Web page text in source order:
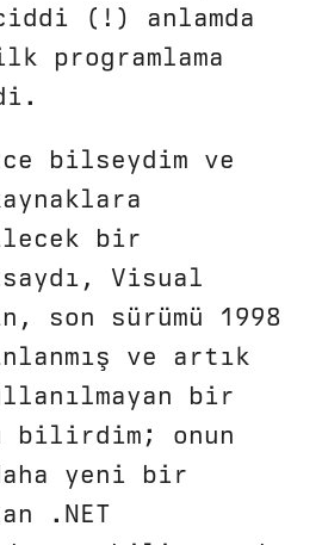
(!) anlamda
programlama
bilseydim ve
bir
Visual
son sürümü 1998
ve artık
bir
bilirdim; onun
yeni bir
.NET